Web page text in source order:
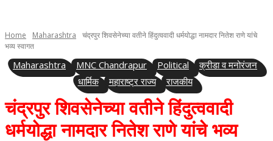
Home Maharashtra
चंद्रपुर शिवसेनेच्या वतीने हिंदुत्ववादी धर्मयोद्धा नामदार नितेश राणे यांचे
भव्य स्वागत
Maharashtra MNC Chandrapur Political
क्रीडा व मनोरंजन
धार्मिक
महाराष्ट्र राज्य राजकीय
चंद्रपुर शिवसेनेच्या वतीने हिंदुत्ववादी
धर्मयोद्धा नामदार नितेश राणे यांचे भव्य